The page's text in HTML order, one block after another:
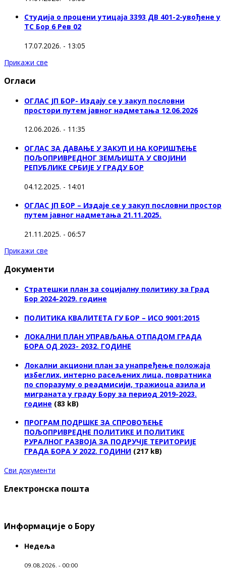
Студија о процени утицаја 3393 ДВ 401-2-увођене у
ТС Бор 6 Рев 02
17.07.2026. - 13:05
Прикажи све
Огласи
ОГЛАС ЈП БОР- Издају се у закуп пословни
простори путем јавног надметања 12.06.2026
12.06.2026. - 11:35
ОГЛАС ЗА ДАВАЊЕ У ЗАКУП И НА КОРИШЋЕЊЕ
ПОЉОПРИВРЕДНОГ ЗЕМЉИШТА У СВОЈИНИ
РЕПУБЛИКЕ СРБИЈЕ У ГРАДУ БОР
04.12.2025. - 14:01
ОГЛАС ЈП БОР – Издаје се у закуп пословни простор
путем јавног надметања 21.11.2025.
21.11.2025. - 06:57
Прикажи све
Документи
Стратешки план за социјалну политику за Град
Бор 2024-2029. године
ПОЛИТИКА КВАЛИТЕТА ГУ БОР – ИСО 9001:2015
ЛОКАЛНИ ПЛАН УПРАВЉАЊА ОТПАДОМ ГРАДА
БОРА ОД 2023- 2032. ГОДИНЕ
Локални акциони план за унапређење положаја
избеглих, интерно расељених лица, повратника
по споразуму о реадмисији, тражиоца азила и
миграната у граду Бору за период 2019-2023.
године (83 kB)
ПРОГРАМ ПОДРШКЕ ЗА СПРОВОЂЕЊЕ
ПОЉОПРИВРЕДНЕ ПОЛИТИКЕ И ПОЛИТИКЕ
РУРАЛНОГ РАЗВОЈА ЗА ПОДРУЧЈЕ ТЕРИТОРИЈЕ
ГРАДА БОРА У 2022. ГОДИНИ (217 kB)
Сви документи
Електронска пошта
Информације о Бору
Недеља
09.08.2026. - 00:00